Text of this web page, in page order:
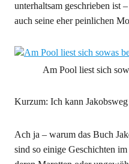
unterhaltsam geschrieben ist
auch seine eher peinlichen
Am Pool liest sich
Kurzum: Ich kann
Ach ja – warum das Buch
sind so einige Geschichten